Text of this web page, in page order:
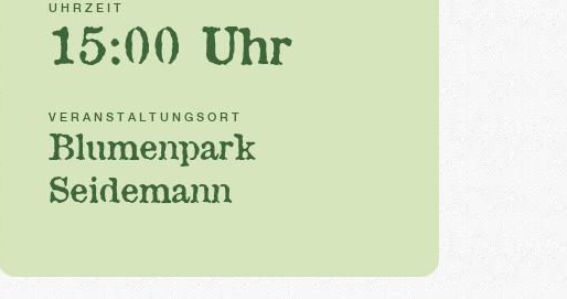
UHRZEIT
15:00 Uhr
VERANSTALTUNGSORT
Blumenpark
Seidemann